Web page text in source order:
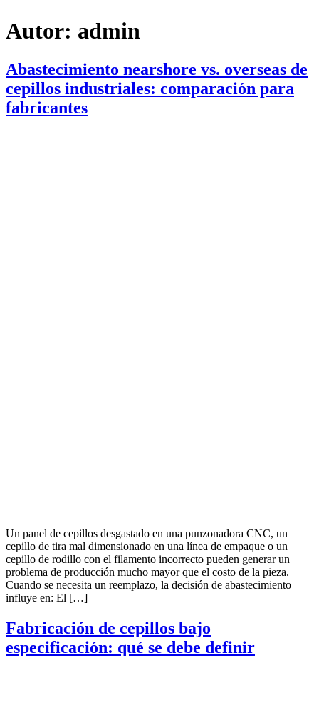
Autor: admin
Abastecimiento nearshore vs. overseas de
cepillos industriales: comparación para
fabricantes
Un panel de cepillos desgastado en una punzonadora CNC, un
cepillo de tira mal dimensionado en una línea de empaque o un
cepillo de rodillo con el filamento incorrecto pueden generar un
problema de producción mucho mayor que el costo de la pieza.
Cuando se necesita un reemplazo, la decisión de abastecimiento
influye en: El […]
Fabricación de cepillos bajo
especificación: qué se debe definir